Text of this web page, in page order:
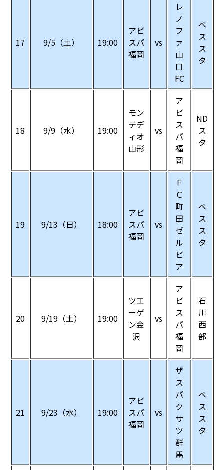
17 9/5（土） 19:00
アビ
スパ
福岡
vs
レ
ノ
フ
ァ
山
口
FC
ベ
ス
ス
タ
18 9/9（水） 19:00
モン
テデ
ィオ
山形
vs
ア
ビ
ス
パ
福
岡
ND
ス
タ
19 9/13（日） 18:00
アビ
スパ
福岡
vs
Ｆ
Ｃ
町
田
ゼ
ル
ビ
ア
ベ
ス
ス
タ
20 9/19（土） 19:00
ツエ
ーゲ
ン金
沢
vs
ア
ビ
ス
パ
福
岡
石
川
西
部
21 9/23（水） 19:00
アビ
スパ
福岡
vs
ザ
ス
パ
ク
サ
ツ
群
馬
ベ
ス
ス
タ